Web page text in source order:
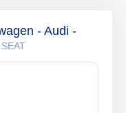
- Audi -